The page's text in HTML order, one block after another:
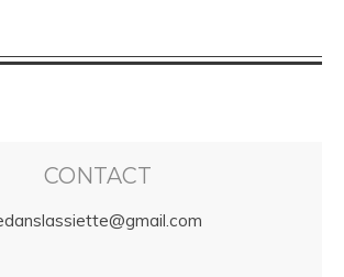
CONTACT